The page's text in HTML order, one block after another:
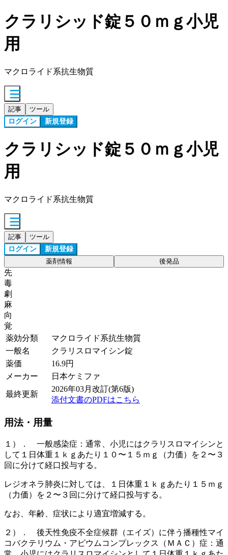
クラリシッド錠５０ｍｇ小児
用
マクロライド系抗生物質
記事 ツール
ログイン 新規登録
クラリシッド錠５０ｍｇ小児
用
マクロライド系抗生物質
記事 ツール
ログイン 新規登録
薬剤情報 後発品
先
毒
劇
麻
向
覚
薬効分類
マクロライド系抗生物質
一般名
クラリスロマイシン錠
薬価
16.9円
メーカー
日本ケミファ
最終更新
2026年03月改訂(第6版)
添付文書のPDFはこちら
用法・用量
１）． 一般感染症：通常、小児にはクラリスロマイシンと
して１日体重１ｋｇあたり１０〜１５ｍｇ（力価）を２〜３
回に分けて経口投与する。
レジオネラ肺炎に対しては、１日体重１ｋｇあたり１５ｍｇ
（力価）を２〜３回に分けて経口投与する。
なお、年齢、症状により適宜増減する。
２）． 後天性免疫不全症候群（エイズ）に伴う播種性マイ
コバクテリウム・アビウムコンプレックス（ＭＡＣ）症：通